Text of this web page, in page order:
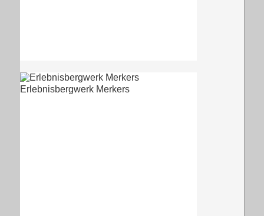
Erlebnisbergwerk Merkers